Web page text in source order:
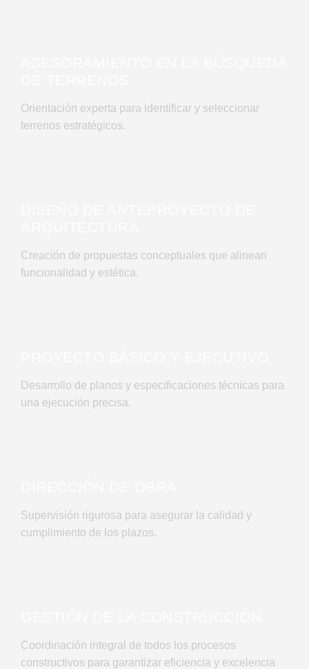
Orientación experta para identificar y seleccionar
terrenos estratégicos.
Creación de propuestas conceptuales que alinean
funcionalidad y estética.
Desarrollo de planos y especificaciones técnicas para
una ejecución precisa.
Supervisión rigurosa para asegurar la calidad y
cumplimiento de los plazos.
Coordinación integral de todos los procesos
constructivos para garantizar eficiencia y excelencia